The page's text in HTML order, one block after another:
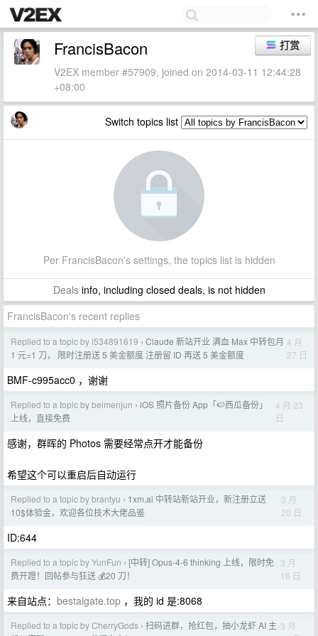
打赏
FrancisBacon
V2EX member #57909, joined on 2014-03-11 12:44:28
+08:00
Switch topics list
Per FrancisBacon's settings, the topics list is hidden
Dealsinfo, including closed deals, is not hidden
FrancisBacon's recent replies
Replied to a topic by l534891619 › Claude 新站开业 满血 Max 中转包月
1 元=1 刀， 限时注册送 5 美金额度 注册留 ID 再送 5 美金额度
4 月
27 日
BMF-c995acc0 ，谢谢
Replied to a topic by beimenjun › iOS 照片备份 App「🍉西瓜备份」
上线，直接免费
4 月 23
日
感谢，群晖的 Photos 需要经常点开才能备份
希望这个可以重启后自动运行
Replied to a topic by brantyu › 1xm.ai 中转站新站开业，新注册立送
10$体验金，欢迎各位技术大佬品鉴
3 月
20 日
ID:644
Replied to a topic by YunFun › [中转] Opus-4-6 thinking 上线，限时免
费开蹬！回帖参与狂送 💰20 刀！
3 月
16 日
来自站点： bestaigate.top ，我的 id 是:8068
Replied to a topic by CherryGods › 扫码进群，抢红包，抽小龙虾 AI 主 3 月